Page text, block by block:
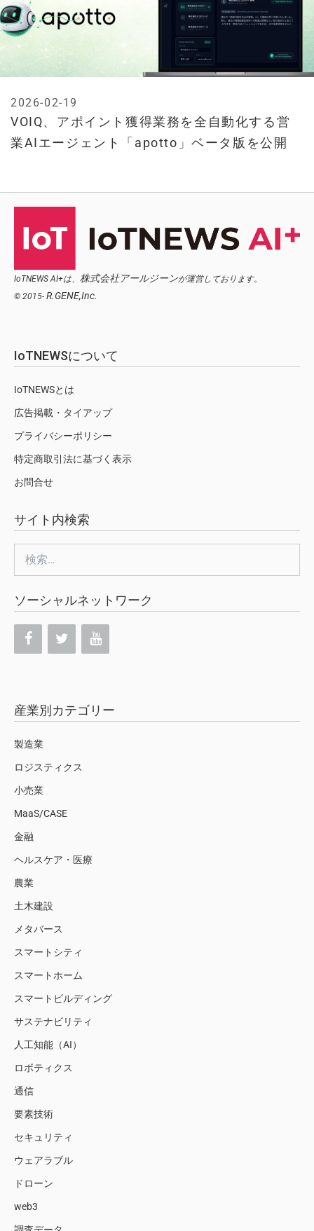
VOIQ、アポイント獲得業務を全自動化する営
業AIエージェント「apotto」ベータ版を公開
2026-02-19
IoTNEWS AI+は、 株式会社アールジーンが運営しております。
© 2015- R.GENE,Inc.
IoTNEWSについて
IoTNEWSとは
広告掲載・タイアップ
プライバシーポリシー
特定商取引法に基づく表示
お問合せ
サイト内検索
索:
ソーシャルネットワーク
産業別カテゴリー
製造業
ロジスティクス
小売業
MaaS/CASE
金融
ヘルスケア・医療
農業
土木建設
メタバース
スマートシティ
スマートホーム
スマートビルディング
サステナビリティ
人工知能（AI）
ロボティクス
通信
要素技術
セキュリティ
ウェアラブル
ドローン
web3